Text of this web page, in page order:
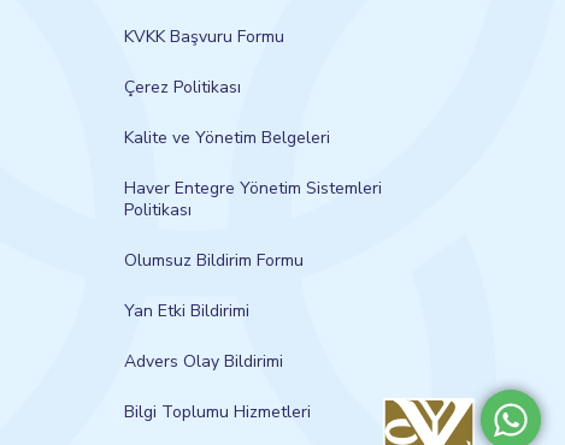
KVKK Başvuru Formu
Çerez Politikası
Kalite ve Yönetim Belgeleri
Haver Entegre Yönetim Sistemleri
Politikası
Olumsuz Bildirim Formu
Yan Etki Bildirimi
Advers Olay Bildirimi
Bilgi Toplumu Hizmetleri